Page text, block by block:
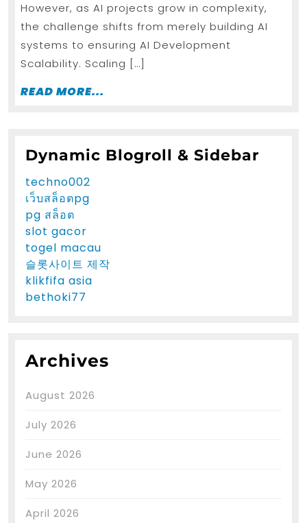
However, as AI projects grow in complexity,
the challenge shifts from merely building AI
systems to ensuring AI Development
Scalability. Scaling […]
READ MORE...
Dynamic Blogroll & Sidebar
techno002
เว็บสล็อตpg
pg สล็อต
slot gacor
togel macau
슬롯사이트 제작
klikfifa asia
bethoki77
Archives
August 2026
July 2026
June 2026
May 2026
April 2026